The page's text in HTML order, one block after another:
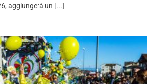
aggiungerà un [...]